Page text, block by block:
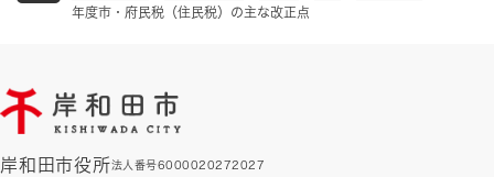
年度市・府民税（住民税）の主な改正点
岸和田市役所法人番号6000020272027